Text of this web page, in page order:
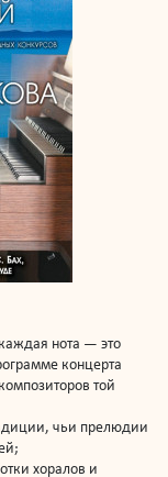
нота — это
концерта
той
чьи прелюдии
хоралов и